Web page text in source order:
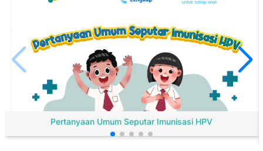
Pertanyaan Umum Seputar Imunisasi HPV